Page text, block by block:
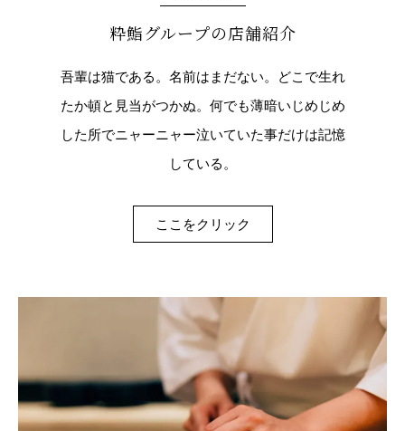
粋鮨グループの店舗紹介
吾輩は猫である。名前はまだない。どこで生れ
たか頓と見当がつかぬ。何でも薄暗いじめじめ
した所でニャーニャー泣いていた事だけは記憶
している。
ここをクリック